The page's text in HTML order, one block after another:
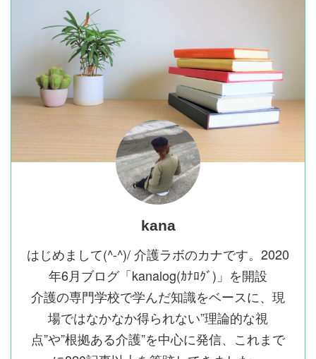
kana
はじめまして(^-^)/ 介護ラボのカナです。2020
年6月ブログ「kanalog(ｶﾅﾛｸﾞ)」を開設
介護の専門学校で学んだ知識をベースに、現
場ではなかなか得られない”理論的な視
点”や”根拠ある介護”を中心に発信、これまで